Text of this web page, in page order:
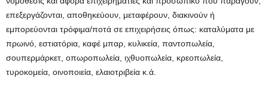
επεξεργάζονται, αποθηκεύουν, μεταφέρουν, διακινούν ή
εμπορεύονται τρόφιμα/ποτά σε επιχειρήσεις όπως: καταλύματα με
πρωινό, εστιατόρια, καφέ μπαρ, κυλικεία, παντοπωλεία,
σουπερμάρκετ, οπωροπωλεία, ιχθυοπωλεία, κρεοπωλεία,
τυροκομεία, οινοποιεία, ελαιοτριβεία κ.ά.